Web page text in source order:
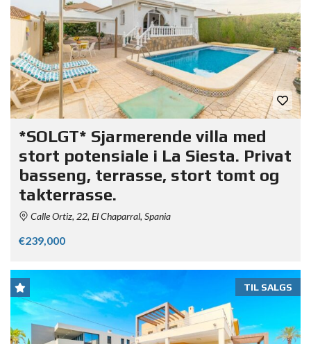
*SOLGT* Sjarmerende villa med
stort potensiale i La Siesta. Privat
basseng, terrasse, stort tomt og
takterrasse.
Calle Ortiz, 22, El Chaparral, Spania
€239,000
TIL SALGS